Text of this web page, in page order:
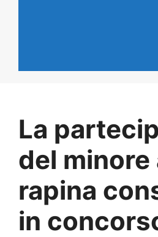
La
del minore
rapina
in